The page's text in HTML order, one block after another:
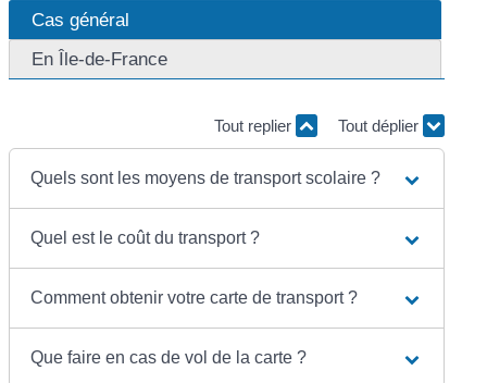
Cas général
En Île-de-France
Tout replier Tout déplier
Quels sont les moyens de transport scolaire ?
Quel est le coût du transport ?
Comment obtenir votre carte de transport ?
Que faire en cas de vol de la carte ?